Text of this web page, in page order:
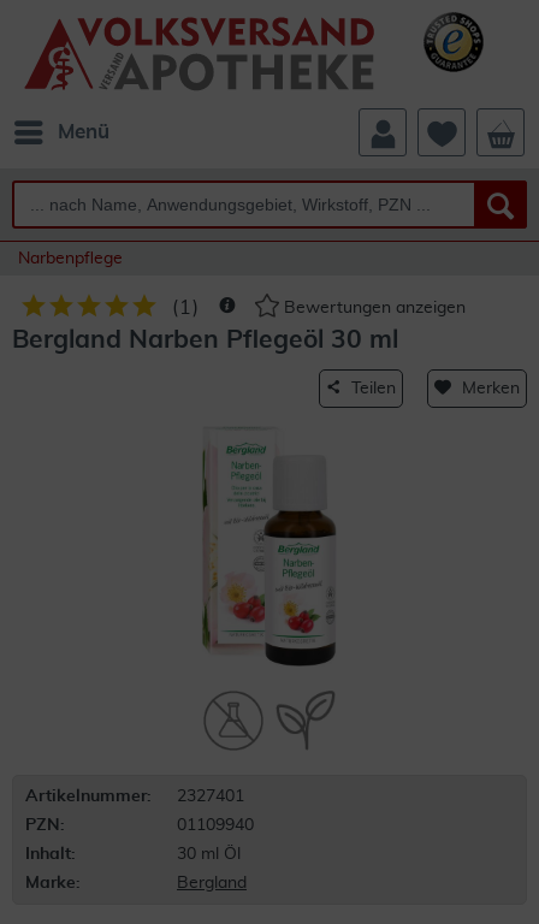
Menü
Narbenpflege
( 1 ) Bewertungen anzeigen
Bergland Narben Pflegeöl 30 ml
Teilen Merken
Artikelnummer:
2327401
PZN:
01109940
Inhalt:
30 ml Öl
Marke:
Bergland